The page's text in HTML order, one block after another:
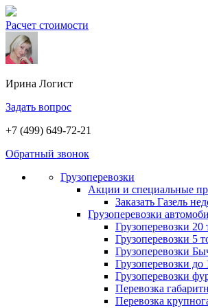
Расчет стоимости
Ирина Логист
Задать вопрос
+7 (499) 649-72-21
Обратный звонок
Грузоперевозки
Акции и специальные
Заказать Газель
Грузоперевозки
Грузоперевозки 20
Грузоперевозки 5
Грузоперевозки
Грузоперевозки
Грузоперевозки
Перевозка
Перевозка